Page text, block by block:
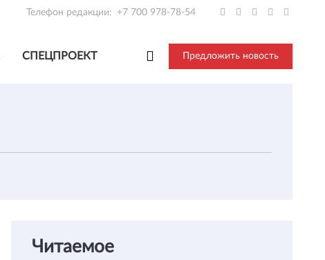
Телефон редакции: +7 700 978-78-54
СПЕЦПРОЕКТ Предложить новость
Читаемое